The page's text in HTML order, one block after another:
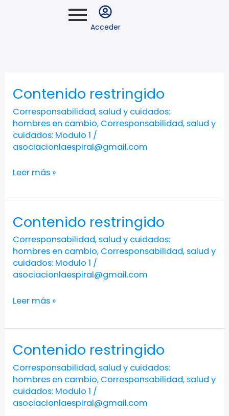
Acceder
Contenido restringido
Corresponsabilidad, salud y cuidados:
hombres en cambio, Corresponsabilidad, salud y
cuidados: Modulo 1 /
asociacionlaespiral@gmail.com
Contenido
restringido
Leer más »
Contenido restringido
Corresponsabilidad, salud y cuidados:
hombres en cambio, Corresponsabilidad, salud y
cuidados: Modulo 1 /
asociacionlaespiral@gmail.com
Contenido
restringido
Leer más »
Contenido restringido
Corresponsabilidad, salud y cuidados:
hombres en cambio, Corresponsabilidad, salud y
cuidados: Modulo 1 /
asociacionlaespiral@gmail.com
Contenido
restringido